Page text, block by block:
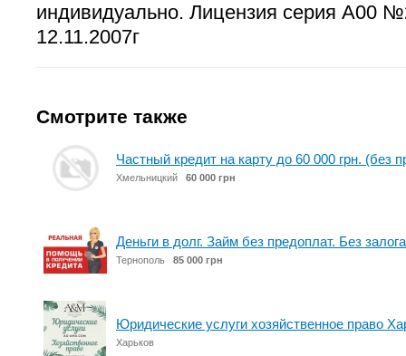
индивидуально. Лицензия серия А00
12.11.2007г
Смотрите также
Частный кредит на карту до 60 000 грн. (без
Хмельницкий 60 000 грн
Деньги в долг. Займ без предоплат. Без
Тернополь 85 000 грн
Юридические услуги хозяйственное право
Харьков